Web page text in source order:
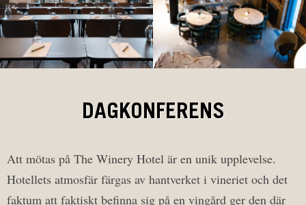
DAGKONFERENS
Att mötas på The Winery Hotel är en unik upplevelse.
Hotellets atmosfär färgas av hantverket i vineriet och det
faktum att faktiskt befinna sig på en vingård ger den där